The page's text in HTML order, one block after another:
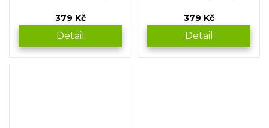
379 Kč
Detail
379 Kč
Detail